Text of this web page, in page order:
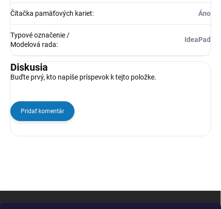
Čítačka pamäťových kariet: Áno
Typové označenie /
Modelová rada:
IdeaPad
Diskusia
Buďte prvý, kto napíše príspevok k tejto položke.
Pridať komentár